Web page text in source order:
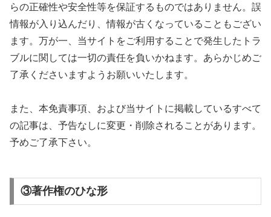
らの正確性や安全性等を保証するものではありません。誤
情報が入り込んだり、情報が古くなっていることもござい
ます。万が一、当サイトをご利用することで発生したトラ
ブルに関しては一切の責任を負いかねます。あらかじめご
了承くださいますようお願いいたします。
また、本免責事項、および当サイトに掲載しているすべて
の記事は、予告なしに変更・削除されることがあります。
予めご了承下さい。
③著作権のひな形